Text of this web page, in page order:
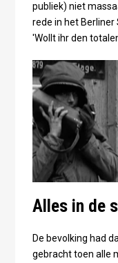
publiek) niet
rede in het
'Wollt ihr den
Alles in de
De bevolking had
gebracht toen alle